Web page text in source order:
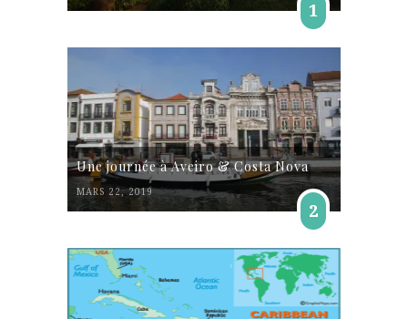
1
Une journée à Aveiro & Costa Nova
MARS 22, 2019
2